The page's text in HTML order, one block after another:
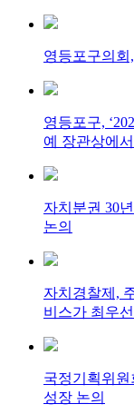
영등포구의회
영등포구,
예 장관상에
자치분권 30
논의
자치경찰제,
비스가 최우
국정기획위
성장 논의